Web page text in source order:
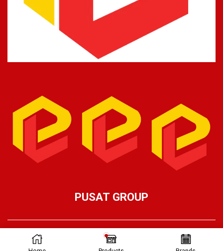
PUSAT GROUP
Ⓒ Pusat Lifting 2026 – Part of Pusat Group